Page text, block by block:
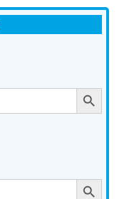
Search Button
Search Button